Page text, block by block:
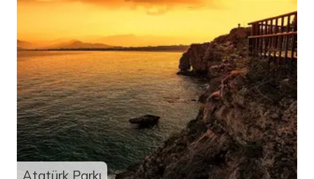
Atatürk Parkı